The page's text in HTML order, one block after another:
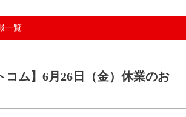
一覧
コム】6月26日（金）休業のお